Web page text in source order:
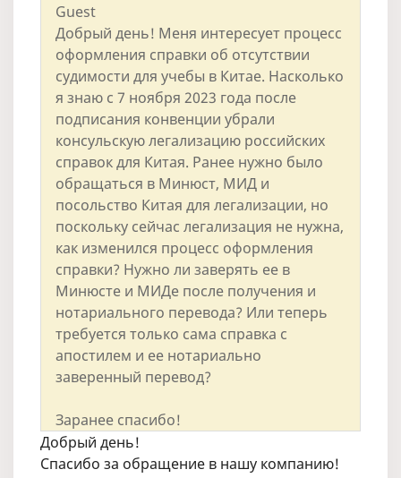
Guest
Добрый день! Меня интересует процесс
оформления справки об отсутствии
судимости для учебы в Китае. Насколько
я знаю с 7 ноября 2023 года после
подписания конвенции убрали
консульскую легализацию российских
справок для Китая. Ранее нужно было
обращаться в Минюст, МИД и
посольство Китая для легализации, но
поскольку сейчас легализация не нужна,
как изменился процесс оформления
справки? Нужно ли заверять ее в
Минюсте и МИДе после получения и
нотариального перевода? Или теперь
требуется только сама справка с
апостилем и ее нотариально
заверенный перевод?
Заранее спасибо!
Добрый день!
Спасибо за обращение в нашу компанию!